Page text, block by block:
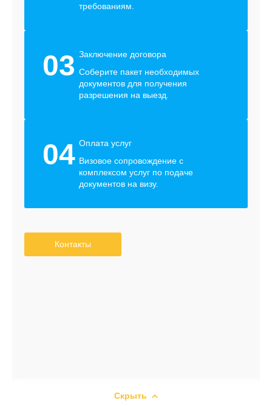
требованиям.
03 Заключение договора
Соберите пакет необходимых
документов для получения
разрешения на выезд.
04 Оплата услуг
Визовое сопровождение с
комплексом услуг по подаче
документов на визу.
Контакты
Скрыть